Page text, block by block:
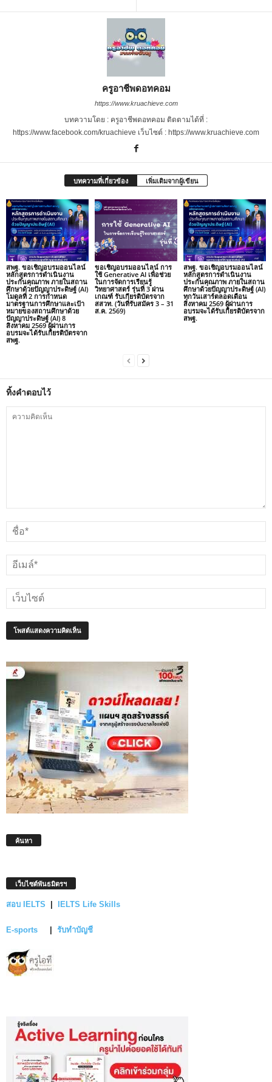
ครูอาชีพดอทคอม
https://www.kruachieve.com
บทความโดย : ครูอาชีพดอทคอม ติดตามได้ที่ :
https://www.facebook.com/kruachieve เว็บไซต์ : https://www.kruachieve.com
บทความที่เกี่ยวข้อง เพิ่มเติมจากผู้เขียน
สพฐ. ขอเชิญอบรมออนไลน์
หลักสูตรการดำเนินงาน
ประกันคุณภาพ ภายในสถาน
ศึกษาด้วยปัญญาประดิษฐ์ (AI)
โมดูลที่ 2 การกำหนด
มาตรฐานการศึกษาและเป้า
หมายของสถานศึกษาด้วย
ปัญญาประดิษฐ์ (AI) 8
สิงหาคม 2569 ผู้ผ่านการ
อบรมจะได้รับเกียรติบัตรจาก
สพฐ.
ขอเชิญอบรมออนไลน์ การ
ใช้ Generative AI เพื่อช่วย
ในการจัดการเรียนรู้
วิทยาศาสตร์ รุ่นที่ 3 ผ่าน
เกณฑ์ รับเกียรติบัตรจาก
สสวท. (วันที่รับสมัคร 3 – 31
ส.ค. 2569)
สพฐ. ขอเชิญอบรมออนไลน์
หลักสูตรการดำเนินงาน
ประกันคุณภาพ ภายในสถาน
ศึกษาด้วยปัญญาประดิษฐ์ (AI)
ทุกวันเสาร์ตลอดเดือน
สิงหาคม 2569 ผู้ผ่านการ
อบรมจะได้รับเกียรติบัตรจาก
สพฐ.
ทิ้งคำตอบไว้
ค้นหา
เว็บไซต์พันธมิตรฯ
สอบ IELTS | IELTS Life Skills
E-sports | รับทำบัญชี